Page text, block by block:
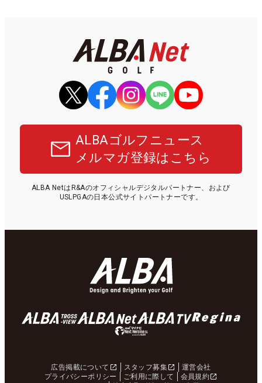
ALBAゴルフニュース
メルマガ登録はこちら
ALBA NetはR&Aのオフィシャルデジタルパートナー、および
USLPGAの日本公式サイトパートナーです。
広告掲載について スタッフ募集
運営会社
プライバシーポリシー
ご利用に際して
会員規約